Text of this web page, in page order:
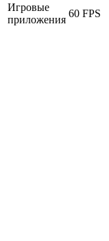
Игровые
приложения
60 FPS